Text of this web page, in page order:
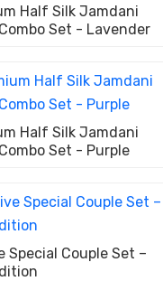
Half Silk Jamdani
Set - Lavender
Half Silk Jamdani
Set - Purple
Special Couple Set –